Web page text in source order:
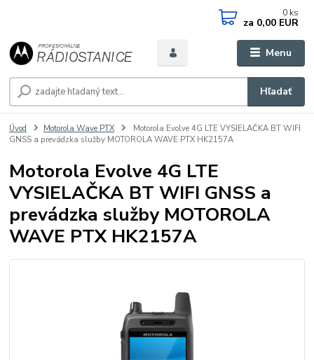
Menu
Hľadať
0 ks
za 0,00 EUR
Úvod Motorola Wave PTX
Motorola Evolve 4G LTE VYSIELAČKA BT WIFI
GNSS a prevádzka služby MOTOROLA WAVE PTX HK2157A
Motorola Evolve 4G LTE
VYSIELAČKA BT WIFI GNSS a
prevádzka služby MOTOROLA
WAVE PTX HK2157A